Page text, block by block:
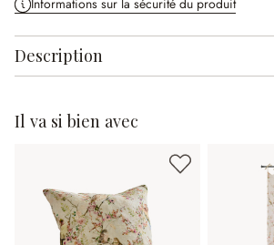
Informations sur la sécurité du produit
Description
Il va si bien avec